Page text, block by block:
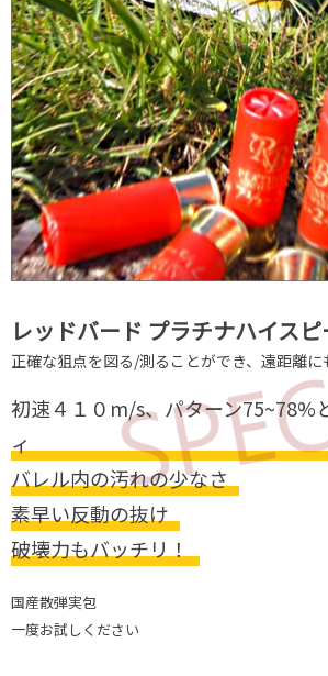
レッドバード プラチナハイスピ
正確な狙点を図る/測ることができ、遠距離に
初速４１０m/s、パターン75~78%
ィ
バレル内の汚れの少なさ
素早い反動の抜け
破壊⼒もバッチリ！
国産散弾実包
一度お試しください